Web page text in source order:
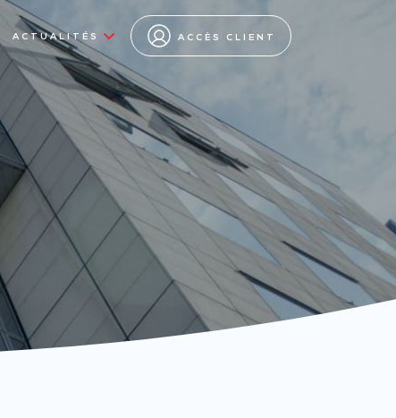
ACTUALITÉS ACCÈS CLIENT